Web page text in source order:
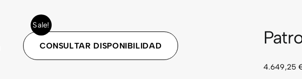
Sale!
CONSULTAR DISPONIBILIDAD
4.649,25